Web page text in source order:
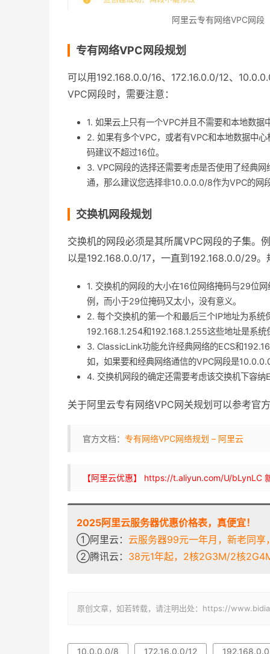
阿里云专有网络VPC网段
专有网络VPC网段规划
可以用192.168.0.0/16、172.16.0.0/12、
VPC网段时，需要注意：
1. 如果云上只有一个VPC并且不需要和本地数
2. 如果有多个VPC，或者有VPC和本地数据中
码建议不超过16位。
3. VPC网段的选择还需要考虑是否使用了经典
通，那么建议您选择非10.0.0.0/8作为VPC的网
交换机网段规划
交换机的网段必须是其所属VPC网段的子集。
以是192.168.0.0/17，一直到192.168.0.0/29
1. 交换机的网段的大小在16位网络掩码与29位
例，而小于29位掩码又太小，没有意义。
2. 每个交换机的第一个和最后三个IP地址为系
192.168.1.254和192.168.1.255这些地址是系统
3. ClassicLink功能允许经典网络的ECS和
如，如果要和经典网络通信的VPC网段是
4. 交换机网段的确定还需要考虑该交换机下容纳
关于阿里云专有网络VPC网关规划可以参考官
官方文档： 专有网络VPC网络规划 – 阿里云
【阿里云优惠】 https://t.aliyun.com/U/bLynLC
2025阿里云服务器优惠价格表，真便宜！
①阿里云： 云服务器99元一年月，新老同
②腾讯云： 38元1年起，2核2G3M/2核
原创文章，如若转载，请注明出处：https://
10.0.0.0/8 172.16.0.0/12